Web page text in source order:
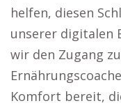
helfen, diesen
unserer digitalen
wir den Zugang
Komfort bereit,